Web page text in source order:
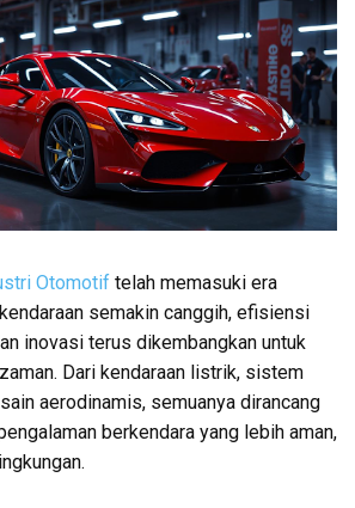
Otomotif telah memasuki era
semakin canggih, efisiensi
inovasi terus dikembangkan untuk
Dari kendaraan listrik, sistem
aerodinamis, semuanya dirancang
berkendara yang lebih aman,